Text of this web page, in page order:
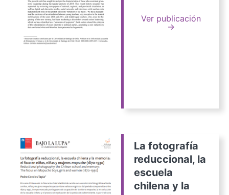
Ver publicación
→
La fotografía
reduccional, la
escuela
chilena y la